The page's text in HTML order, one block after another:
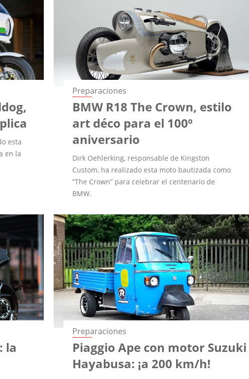
esta
en la
Preparaciones
BMW R18 The Crown, estilo
art déco para el 100º
aniversario
Dirk Oehlerking, responsable de Kingston
Custom, ha realizado esta moto bautizada como
“The Crown” para celebrar el centenario de
BMW.
la
Preparaciones
Piaggio Ape con motor Suzuki
Hayabusa: ¡a 200 km/h!